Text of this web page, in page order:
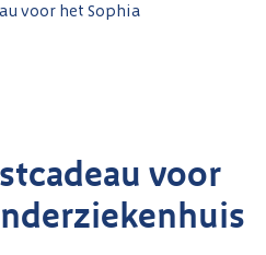
voor het Sophia
voor